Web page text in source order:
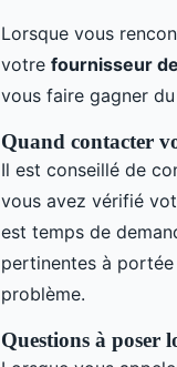
Lorsque vous
votre fournisseur
vous faire gagner
Quand contacter
Il est conseillé de
vous avez vérifié
est temps de
pertinentes à
problème.
Questions à poser